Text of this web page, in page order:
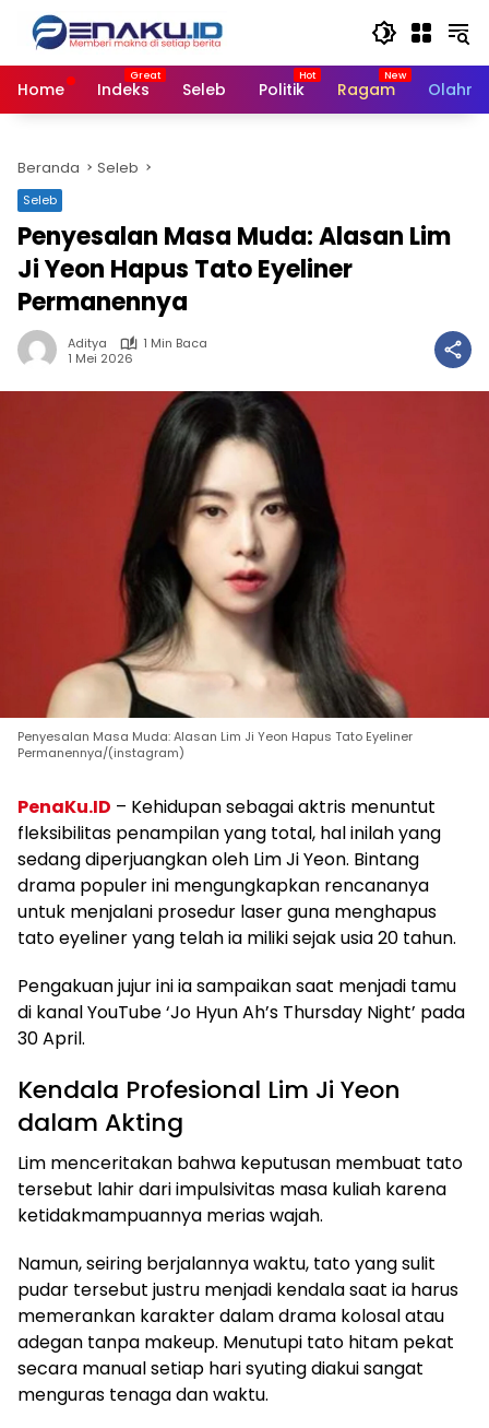
Langsung
konten
Home
Indeks Seleb Politik Ragam
Beranda Seleb
Seleb
Penyesalan Masa Muda: Alasan Lim
Ji Yeon Hapus Tato Eyeliner
Permanennya
Aditya
1 Min Baca
1 Mei 2026
Penyesalan Masa Muda: Alasan Lim Ji Yeon Hapus Tato Eyeliner
Permanennya/(instagram)
PenaKu.ID – Kehidupan sebagai aktris menuntut
fleksibilitas penampilan yang total, hal inilah yang
sedang diperjuangkan oleh Lim Ji Yeon. Bintang
drama populer ini mengungkapkan rencananya
untuk menjalani prosedur laser guna menghapus
tato eyeliner yang telah ia miliki sejak usia 20 tahun.
Pengakuan jujur ini ia sampaikan saat menjadi tamu
di kanal YouTube ‘Jo Hyun Ah’s Thursday Night’ pada
30 April.
Kendala Profesional Lim Ji Yeon
dalam Akting
Lim menceritakan bahwa keputusan membuat tato
tersebut lahir dari impulsivitas masa kuliah karena
ketidakmampuannya merias wajah.
Namun, seiring berjalannya waktu, tato yang sulit
pudar tersebut justru menjadi kendala saat ia harus
memerankan karakter dalam drama kolosal atau
adegan tanpa makeup. Menutupi tato hitam pekat
secara manual setiap hari syuting diakui sangat
menguras tenaga dan waktu.